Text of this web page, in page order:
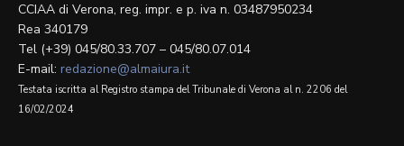
CCIAA di Verona, reg. impr. e p. iva n. 03487950234
Rea 340179
Tel (+39) 045/80.33.707 – 045/80.07.014
E-mail: redazione@almaiura.it
Testata iscritta al Registro stampa del Tribunale di Verona al n. 2206 del
16/02/2024